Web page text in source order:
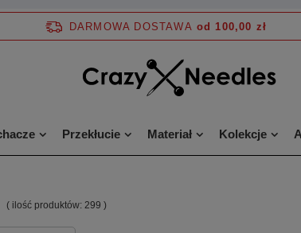
DARMOWA DOSTAWA od 100,00 zł
Przekłucie Materiał Kolekcje
( ilość produktów: 299 )